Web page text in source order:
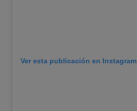
Ver esta publicación en Instagram